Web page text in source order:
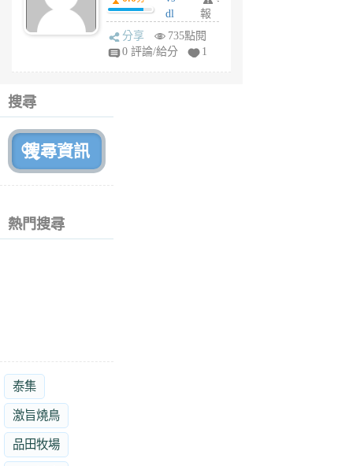
前
dl
sq
fy
報
分享
735點閱
0 評論/給分
1
搜尋
熱門搜尋
泰集
激旨燒鳥
品田牧場